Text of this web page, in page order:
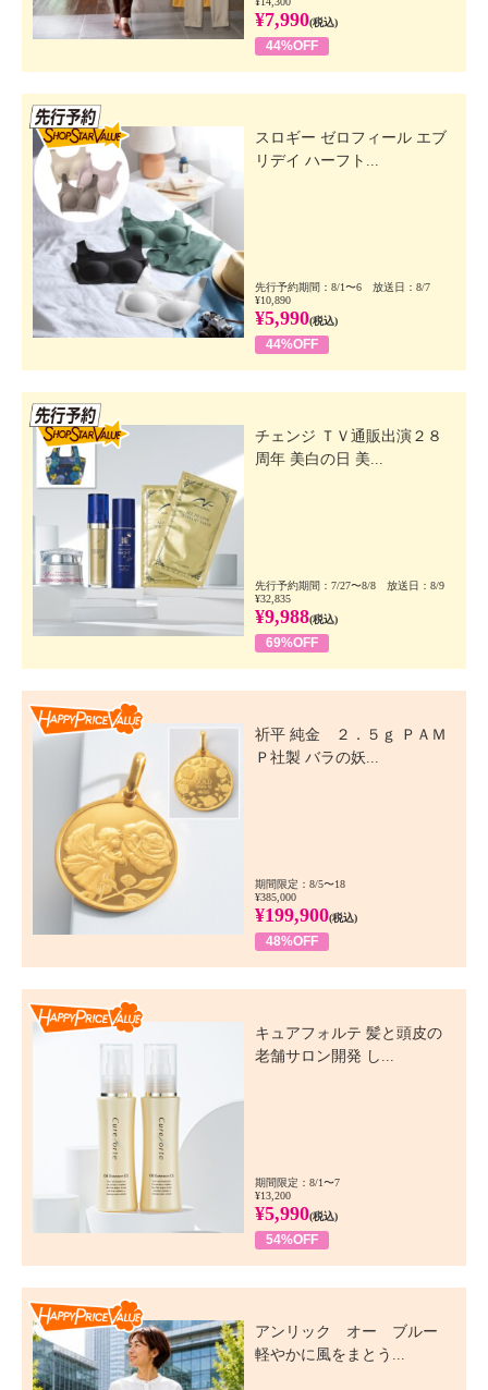
¥7,990(税込)
44%OFF
スロギー ゼロフィール エブ
リデイ ハーフト...
先行予約期間：8/1〜6 放送日：8/7
¥10,890
¥5,990(税込)
44%OFF
チェンジ ＴＶ通販出演２８
周年 美白の日 美...
先行予約期間：7/27〜8/8 放送日：8/9
¥32,835
¥9,988(税込)
69%OFF
祈平 純金 ２．５ｇ ＰＡＭ
Ｐ社製 バラの妖...
期間限定：8/5〜18
¥385,000
¥199,900(税込)
48%OFF
キュアフォルテ 髪と頭皮の
老舗サロン開発 し...
期間限定：8/1〜7
¥13,200
¥5,990(税込)
54%OFF
アンリック オー ブルー
軽やかに風をまとう...